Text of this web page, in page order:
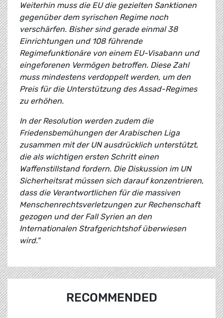
Weiterhin muss die EU die gezielten Sanktionen
gegenüber dem syrischen Regime noch
verschärfen. Bisher sind gerade einmal 38
Einrichtungen und 108 führende
Regimefunktionäre von einem EU-Visabann und
eingeforenen Vermögen betroffen. Diese Zahl
muss mindestens verdoppelt werden, um den
Preis für die Unterstützung des Assad-Regimes
zu erhöhen.
In der Resolution werden zudem die
Friedensbemühungen der Arabischen Liga
zusammen mit der UN ausdrücklich unterstützt,
die als wichtigen ersten Schritt einen
Waffenstillstand fordern. Die Diskussion im UN
Sicherheitsrat müssen sich darauf konzentrieren,
dass die Verantwortlichen für die massiven
Menschenrechtsverletzungen zur Rechenschaft
gezogen und der Fall Syrien an den
Internationalen Strafgerichtshof überwiesen
wird."
RECOMMENDED